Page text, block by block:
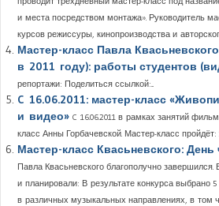
и места посредством монтажа». Руководитель
курсов режиссуры, кинопроизводства и
Мастер-класс Павла
в 2011 году): работы студентов
репортажи: Поделиться ссылкой:...
C 16.06.2011: мастер-класс
и видео» C 16.06.2011 в рамках занятий
класс Анны Горбачевской. Мастер-класс пройдёт:
Мастер-класс Квасьневского: День
Павла Квасьневского благополучно завершился.
и планировали: В результате конкурса выбрано
в различных музыкальных направлениях, в том